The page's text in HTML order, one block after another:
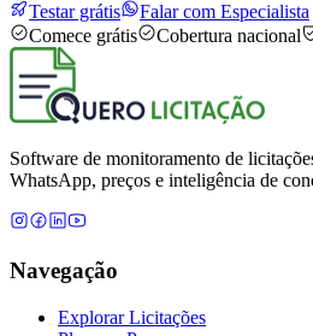
Testar grátis
Falar com Especialista
Comece grátis
Cobertura nacional
Software de monitoramento de
WhatsApp, preços e inteligência de
Navegação
Explorar Licitações